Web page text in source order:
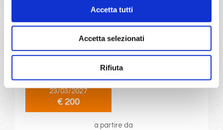
Accetta tutti
Accetta selezionati
Rifiuta
Genova, Marsiglia, Barcellona, Genova
23/03/2027
€ 200
a partire da